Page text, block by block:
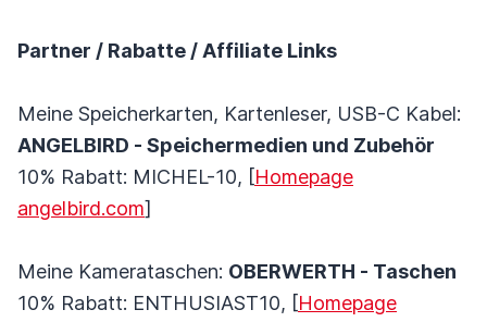
Partner / Rabatte / Affiliate Links
Meine Speicherkarten, Kartenleser, USB-C Kabel:
ANGELBIRD - Speichermedien und Zubehör
10% Rabatt: MICHEL-10, [Homepage
angelbird.com]
Meine Kamerataschen: OBERWERTH - Taschen
10% Rabatt: ENTHUSIAST10, [Homepage